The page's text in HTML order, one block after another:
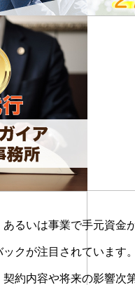
るいは事業で手元資金
クが注目されています
約内容や将来の影響次